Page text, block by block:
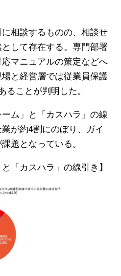
相談するものの、相談せ
して存在する。専門部署
マニュアルの策定などへ
と経営層では従業員保護
ことが判明した。
ム」と「カスハラ」の線
が約4割にのぼり、ガイ
題となっている。
「カスハラ」の線引き】